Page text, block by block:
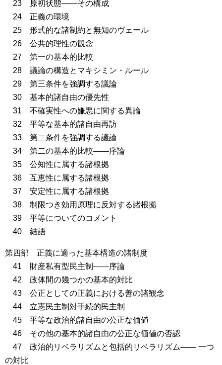
23 原初状態――その構成
24 正義の環境
25 形式的な諸制約と無知のヴェール
26 公共的理性の観念
27 第一の基本的比較
28 議論の構造とマキシミン・ルール
29 第三条件を強調する議論
30 基本的諸自由の優先性
31 不確実性への嫌悪に関する異論
32 平等な基本的諸自由再訪
33 第二条件を強調する議論
34 第二の基本的比較――序論
35 公知性に属する諸根拠
36 互恵性に属する諸根拠
37 安定性に属する諸根拠
38 制限つき効用原理に反対する諸根拠
39 平等についてのコメント
40 結語
第四部 正義に適った基本構造の諸制度
41 財産私有型民主制――序論
42 政体間の幾つかの基本的対比
43 公正としての正義における善の諸観念
44 立憲民主制対手続的民主制
45 平等な政治的諸自由の公正な価値
46 その他の基本的諸自由の公正な価値の否認
47 政治的リベラリズムと包括的リベラリズム―― 一つ
の対比